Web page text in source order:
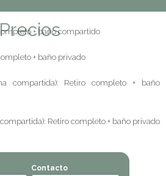
+ baño compartido
+ baño privado
compartida): Retiro completo + baño
Retiro completo + baño privado
Contacto